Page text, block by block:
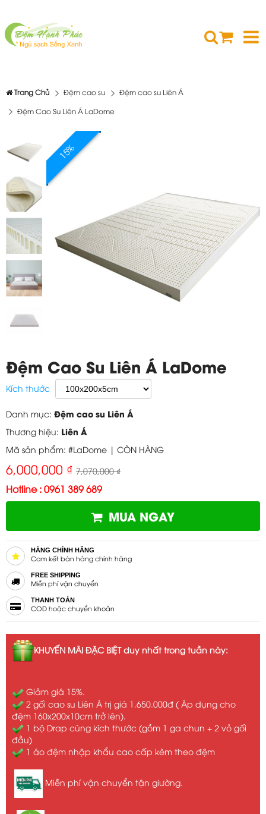
Trang Chủ Đệm cao su
Đệm cao su Liên Á
Đệm Cao Su Liên Á LaDome
15%
Đệm Cao Su Liên Á LaDome
Kích thước
Danh mục: Đệm cao su Liên Á
Thương hiệu: Liên Á
Mã sản phẩm: #LaDome | CÒN HÀNG
6,000,000 ₫ 7,070,000 ₫
Hotline : 0961 389 689
MUA NGAY
HÀNG CHÍNH HÃNG
Cam kết bán hàng chính hãng
FREE SHIPPING
Miễn phí vận chuyển
THANH TOÁN
COD hoặc chuyển khoản
KHUYẾN MÃI ĐẶC BIỆT duy nhất trong tuần này:
Giảm giá 15%.
2 gối cao su Liên Á trị giá 1.650.000đ ( Áp dụng cho
đệm 160x200x10cm trở lên).
1 bộ Drap cùng kích thước (gồm 1 ga chun + 2 vỏ gối
đầu)
1 áo đệm nhập khẩu cao cấp kèm theo đệm
Miễn phí vận chuyển tận giường.